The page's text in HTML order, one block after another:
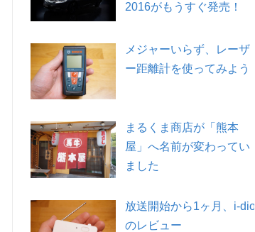
2016がもうすぐ発売！
メジャーいらず、レーザ
ー距離計を使ってみよう
まるくま商店が「熊本
屋」へ名前が変わってい
ました
放送開始から1ヶ月、i-dio
のレビュー